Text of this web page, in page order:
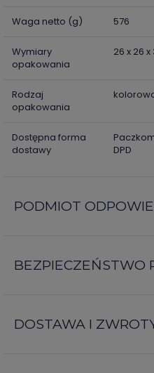
Waga netto (g) 576
Wymiary
opakowania
26 x 26 x
Rodzaj
opakowania
Dostępna forma
dostawy
DPD
PODMIOT
BEZPIECZEŃSTWO
DOSTAWA I